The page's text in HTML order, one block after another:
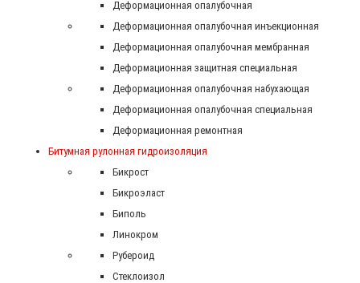
Деформационная опалубочная
Деформационная опалубочная инъекционная
Деформационная опалубочная мембранная
Деформационная защитная специальная
Деформационная опалубочная набухающая
Деформационная опалубочная специальная
Деформационная ремонтная
Битумная рулонная гидроизоляция
Бикрост
Бикроэласт
Биполь
Линокром
Рубероид
Стеклоизол